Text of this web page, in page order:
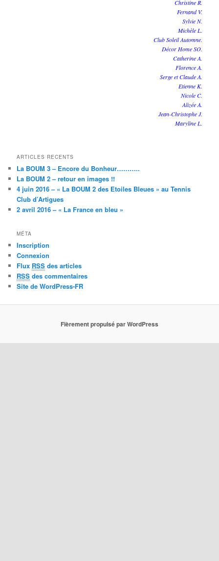
Christine R.
Fernand V.
Sylvie N.
Michèle L.
Club Soleil Automne.
Décor Home SO.
Catherine A.
Florence A.
Serge et Claude A.
Etienne K.
Nicole C.
Alizée A.
Jean-Christophe J.
Maryline L.
ARTICLES RECENTS
La BOUM 3 – Encore du Bonheur………..
La BOUM 2 – retour en images !!
4 juin 2016 – « La BOUM 2 des Etoiles Bleues » au Tennis
Club d’Artigues
2 avril 2016 – « La France en bleu »
MÉTA
Inscription
Connexion
Flux RSS des articles
RSS des commentaires
Site de WordPress-FR
Fièrement propulsé par WordPress